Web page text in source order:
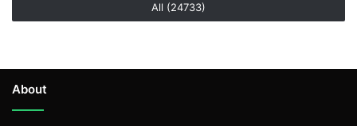
All (24733)
About